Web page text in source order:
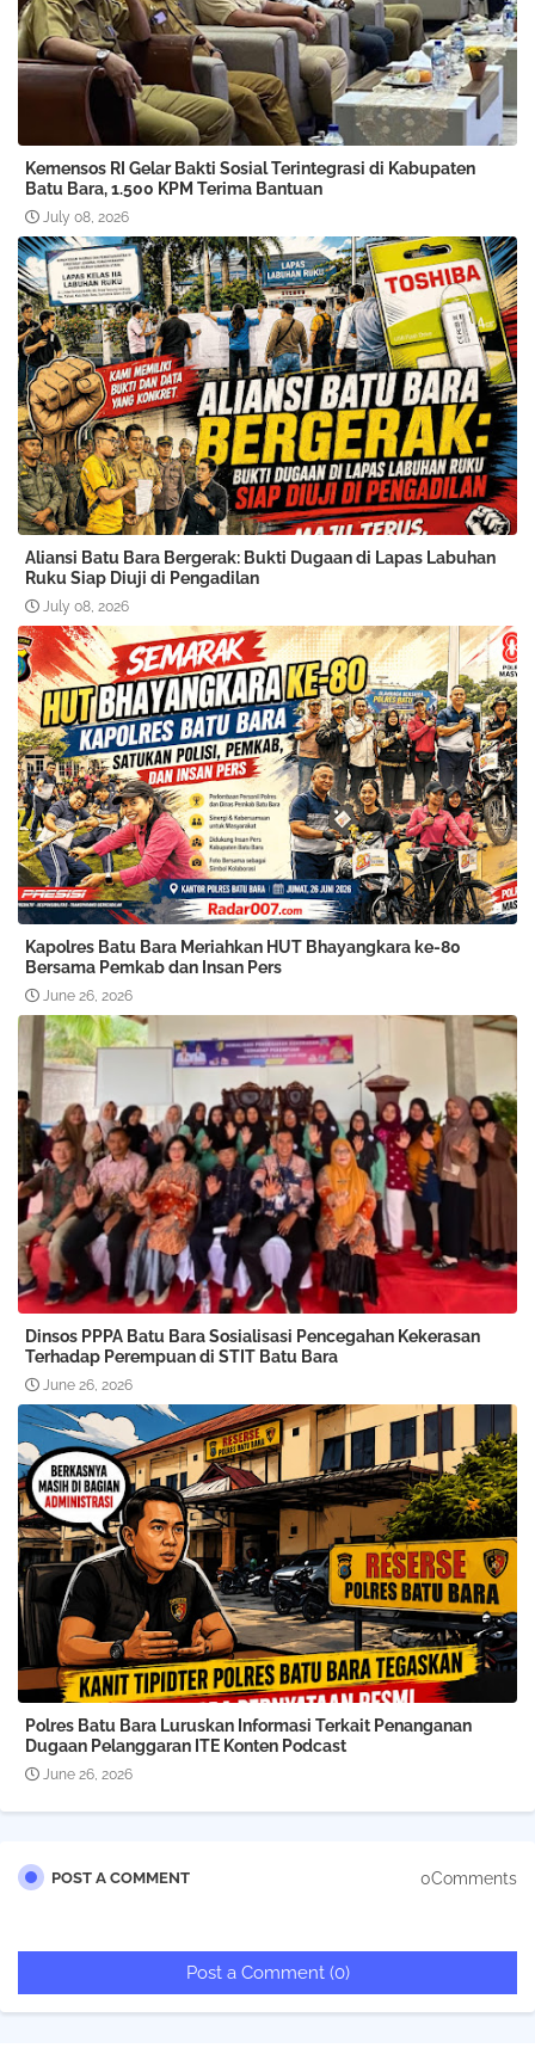
Kemensos RI Gelar Bakti Sosial Terintegrasi di Kabupaten
Batu Bara, 1.500 KPM Terima Bantuan
July 08, 2026
Aliansi Batu Bara Bergerak: Bukti Dugaan di Lapas Labuhan
Ruku Siap Diuji di Pengadilan
July 08, 2026
Kapolres Batu Bara Meriahkan HUT Bhayangkara ke-80
Bersama Pemkab dan Insan Pers
June 26, 2026
Dinsos PPPA Batu Bara Sosialisasi Pencegahan Kekerasan
Terhadap Perempuan di STIT Batu Bara
June 26, 2026
Polres Batu Bara Luruskan Informasi Terkait Penanganan
Dugaan Pelanggaran ITE Konten Podcast
June 26, 2026
POST A COMMENT 0Comments
Post a Comment (0)